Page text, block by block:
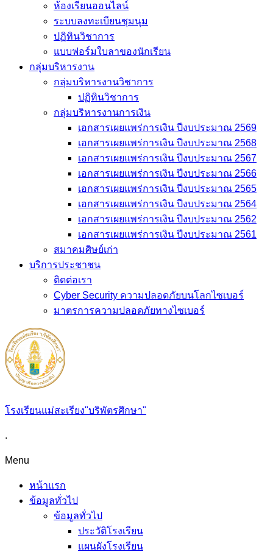
ห้องเรียนออนไลน์
ระบบลงทะเบียนชุมนุม
ปฏิทินวิชาการ
แบบฟอร์มใบลาของนักเรียน
กลุ่มบริหารงาน
กลุ่มบริหารงานวิชาการ
ปฏิทินวิชาการ
กลุ่มบริหารงานการเงิน
เอกสารเผยแพร่การเงิน ปีงบประมาณ 2569
เอกสารเผยแพร่การเงิน ปีงบประมาณ 2568
เอกสารเผยแพร่การเงิน ปีงบประมาณ 2567
เอกสารเผยแพร่การเงิน ปีงบประมาณ 2566
เอกสารเผยแพร่การเงิน ปีงบประมาณ 2565
เอกสารเผยแพร่การเงิน ปีงบประมาณ 2564
เอกสารเผยแพร่การเงิน ปีงบประมาณ 2562
เอกสารเผยแพร่การเงิน ปีงบประมาณ 2561
สมาคมศิษย์เก่า
บริการประชาชน
ติดต่อเรา
Cyber Security ความปลอดภัยบนโลกไซเบอร์
มาตรการความปลอดภัยทางไซเบอร์
โรงเรียนแม่สะเรียง"บริพัตรศึกษา"
.
Menu
หน้าแรก
ข้อมูลทั่วไป
ข้อมูลทั่วไป
ประวัติโรงเรียน
แผนผังโรงเรียน